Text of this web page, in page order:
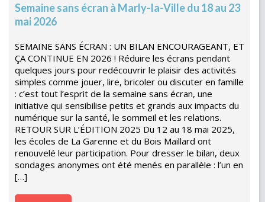
Semaine sans écran à Marly-la-Ville du 18 au 23
mai 2026
SEMAINE SANS ÉCRAN : UN BILAN ENCOURAGEANT, ET
ÇA CONTINUE EN 2026 ! Réduire les écrans pendant
quelques jours pour redécouvrir le plaisir des activités
simples comme jouer, lire, bricoler ou discuter en famille
: c’est tout l’esprit de la semaine sans écran, une
initiative qui sensibilise petits et grands aux impacts du
numérique sur la santé, le sommeil et les relations.
RETOUR SUR L’ÉDITION 2025 Du 12 au 18 mai 2025,
les écoles de La Garenne et du Bois Maillard ont
renouvelé leur participation. Pour dresser le bilan, deux
sondages anonymes ont été menés en parallèle : l’un en
[…]